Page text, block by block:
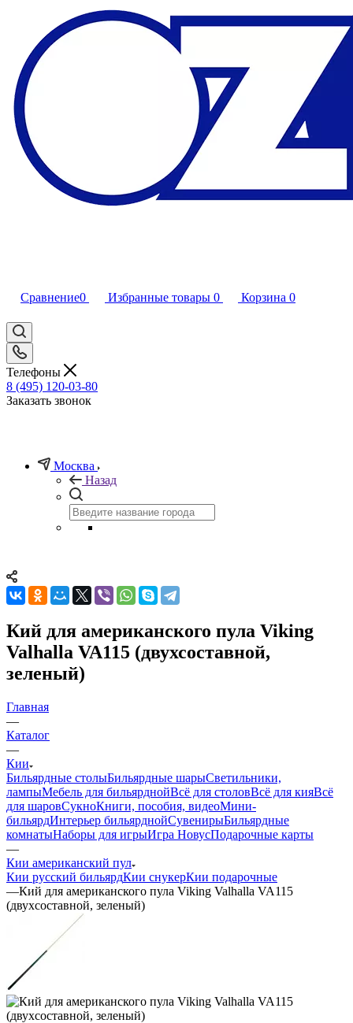
Сравнение0 Избранные товары 0 Корзина 0
Телефоны
8 (495) 120-03-80
Заказать звонок
Москва
Назад
Кий для американского пула Viking
Valhalla VA115 (двухсоставной,
зеленый)
Главная
—
Каталог
—
Кии
Бильярдные столыБильярдные шарыСветильники,
лампыМебель для бильярднойВсё для столовВсё для кияВсё
для шаровСукноКниги, пособия, видеоМини-
бильярдИнтерьер бильярднойСувенирыБильярдные
комнатыНаборы для игрыИгра НовусПодарочные карты
—
Кии американский пул
Кии русский бильярдКии снукерКии подарочные
—Кий для американского пула Viking Valhalla VA115
(двухсоставной, зеленый)